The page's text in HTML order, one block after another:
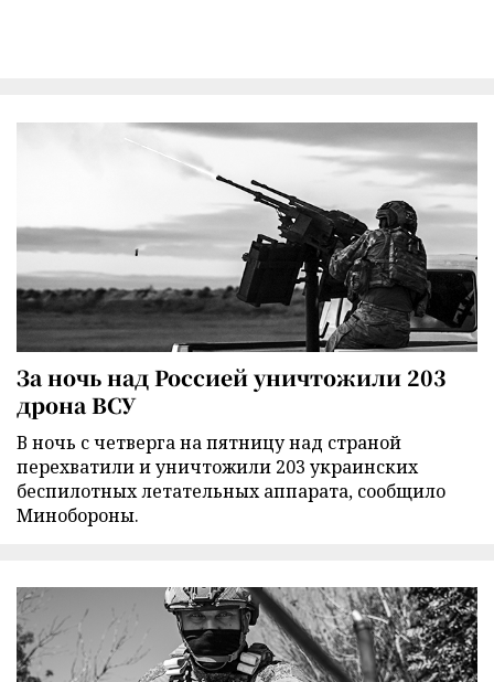
За ночь над Россией уничтожили 203
дрона ВСУ
В ночь с четверга на пятницу над страной
перехватили и уничтожили 203 украинских
беспилотных летательных аппарата, сообщило
Минобороны.